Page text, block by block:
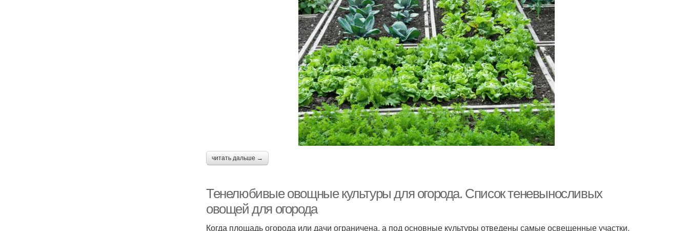
читать дальше →
Тенелюбивые овощные культуры для огорода. Список теневыносливых
овощей для огорода
Когда площадь огорода или дачи ограничена, а под основные культуры отведены самые освещенные участки,